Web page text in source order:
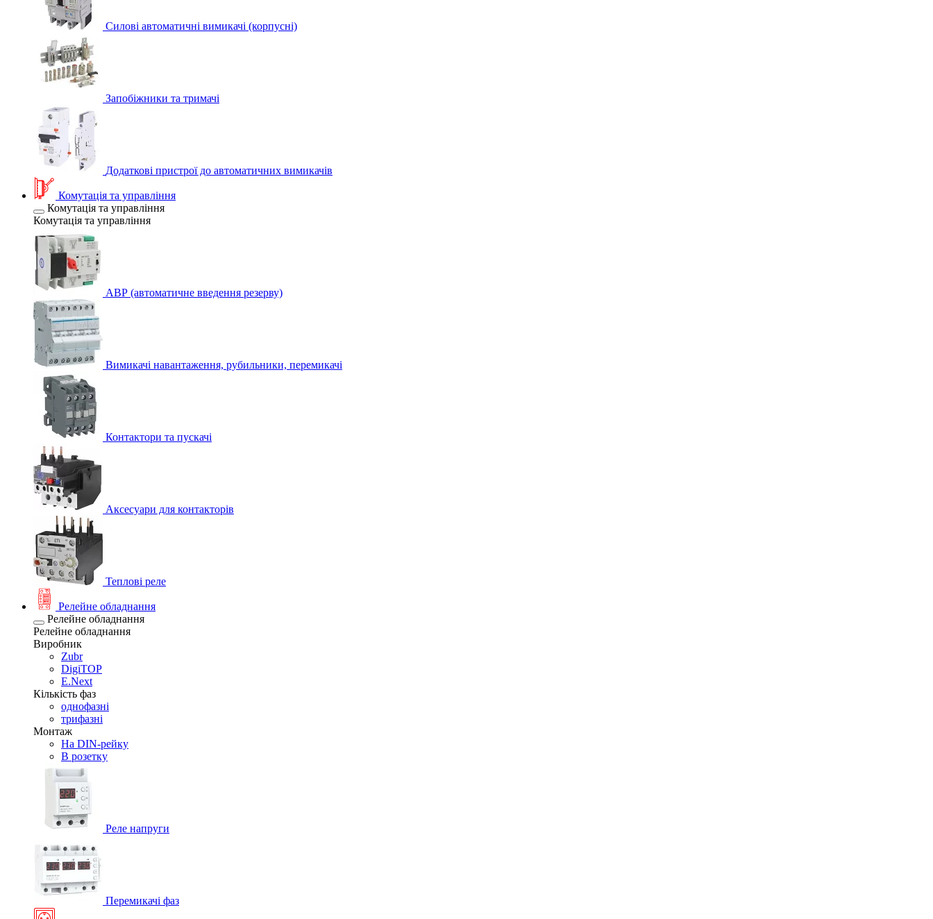
Силові автоматичні вимикачі (корпусні)
Запобіжники та тримачі
Додаткові пристрої до автоматичних вимикачів
Комутація та управління
Комутація та управління
Комутація та управління
АВР (автоматичне введення резерву)
Вимикачі навантаження, рубильники, перемикачі
Контактори та пускачі
Аксесуари для контакторів
Теплові реле
Релейне обладнання
Релейне обладнання
Релейне обладнання
Виробник
Zubr
DigiTOP
E.Next
Кількість фаз
однофазні
трифазні
Монтаж
На DIN-рейку
В розетку
Реле напруги
Перемикачі фаз